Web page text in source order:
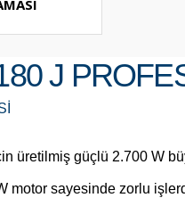
J
üretilmiş güçlü 2.700 W
motor sayesinde zorlu